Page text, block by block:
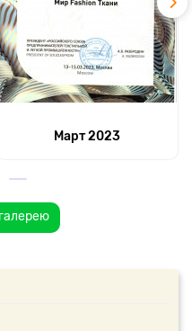
Март 2023